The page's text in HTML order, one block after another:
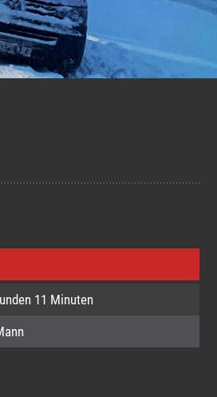
11 Minuten